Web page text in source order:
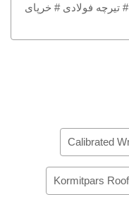
فولادی # خرپای
Calibrated
Kormitpars